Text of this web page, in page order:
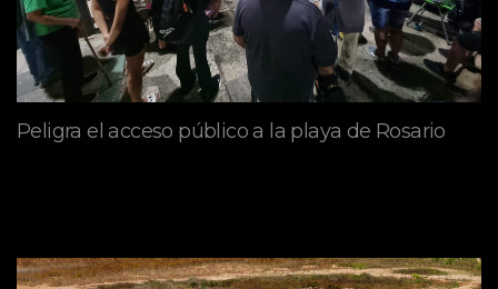
Peligra el acceso público a la playa de Rosario